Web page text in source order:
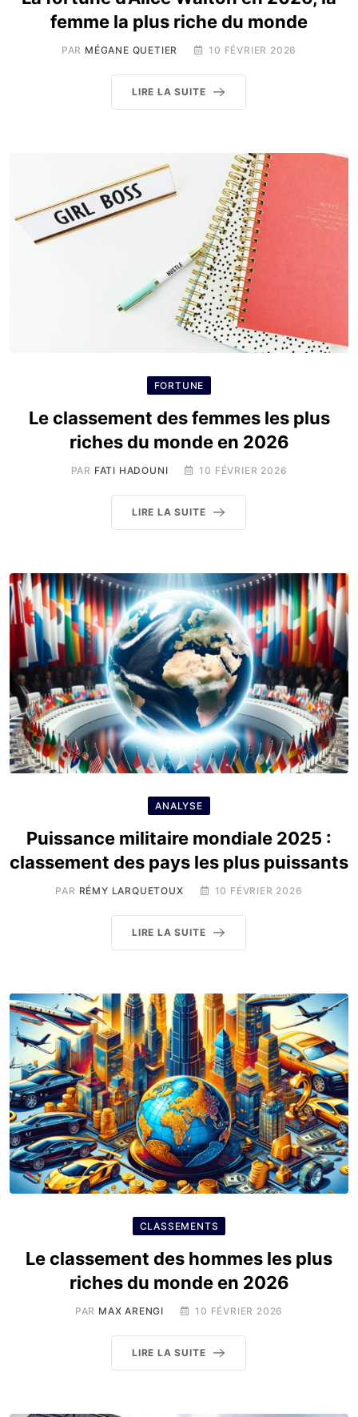
femme la plus riche du monde
PAR MÉGANE QUETIER 10 FÉVRIER 2026
LIRE LA SUITE
FORTUNE
Le classement des femmes les plus
riches du monde en 2026
PAR FATI HADOUNI 10 FÉVRIER 2026
LIRE LA SUITE
ANALYSE
Puissance militaire mondiale 2025 :
classement des pays les plus puissants
PAR RÉMY LARQUETOUX 10 FÉVRIER 2026
LIRE LA SUITE
CLASSEMENTS
Le classement des hommes les plus
riches du monde en 2026
PAR MAX ARENGI 10 FÉVRIER 2026
LIRE LA SUITE